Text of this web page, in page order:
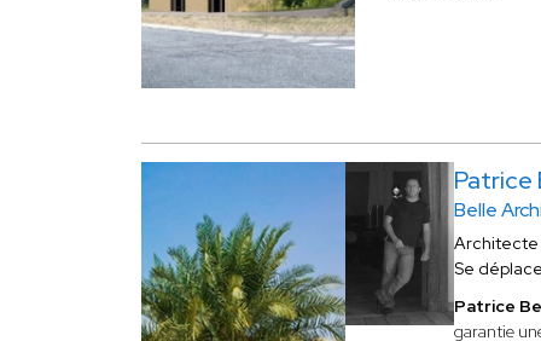
Patrice
Belle
Se
Patrice
garantie